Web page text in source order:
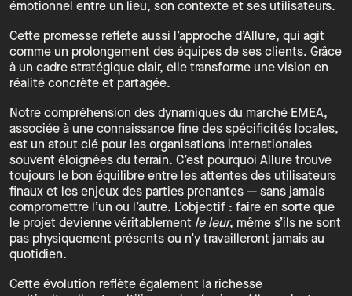
émotionnel entre un lieu, son contexte et ses utilisateurs.
Cette promesse reflète aussi l’approche d’Allure, qui agit
comme un prolongement des équipes de ses clients. Grâce
à un cadre stratégique clair, elle transforme une vision en
réalité concrète et partagée.
Notre compréhension des dynamiques du marché EMEA,
associée à une connaissance fine des spécificités locales,
est un atout clé pour les organisations internationales
souvent éloignées du terrain. C’est pourquoi Allure trouve
toujours le bon équilibre entre les attentes des utilisateurs
finaux et les enjeux des parties prenantes — sans jamais
compromettre l’un ou l’autre. L’objectif : faire en sorte que
le projet devienne véritablement le leur, même s’ils ne sont
pas physiquement présents ou n’y travailleront jamais au
quotidien.
Cette évolution reflète également la richesse